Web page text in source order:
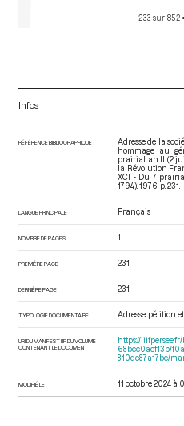
233 sur 852
Infos
RÉFÉRENCE BIBLIOGRAPHIQUE
Adresse de la
hommage au
prairial an II (2
la Révolution
XCI - Du 7
1794) . 1976. p. 231.
LANGUE PRINCIPALE Français
NOMBRE DE PAGES 1
PREMIÈRE PAGE 231
DERNIÈRE PAGE 231
TYPOLOGIE DOCUMENTAIRE Adresse, pétition
URI DU MANIFEST IIIF DU VOLUME
CONTENANT LE DOCUMENT
https://
68bcc0acf13b/
810dc87a17bc/
MODIFIÉ LE 11 octobre 2024 à